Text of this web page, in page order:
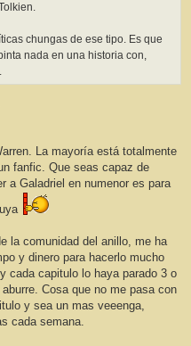
chungas de ese tipo. Es que
nada en una historia con,
La mayoría está totalmente
fanfic. Que seas capaz de
a Galadriel en numenor es para
la comunidad del anillo, me ha
y dinero para hacerlo mucho
cada capitulo lo haya parado 3 o
Cosa que no me pasa con
y sea un mas veeenga,
cada semana.